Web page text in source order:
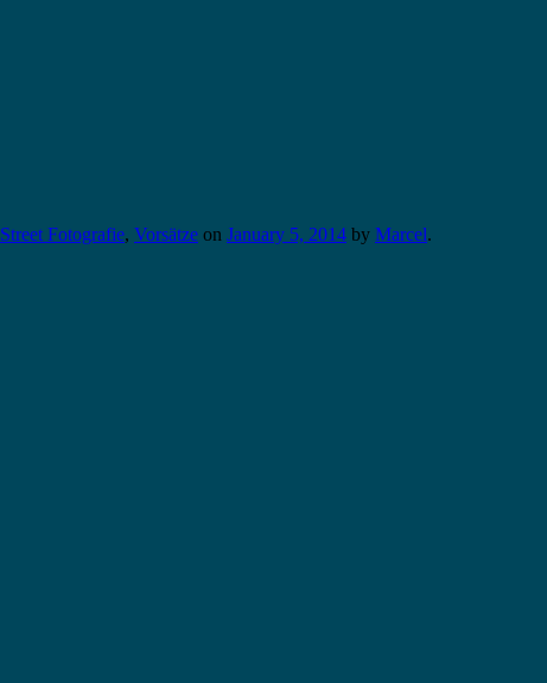
Street Fotografie, Vorsätze on January 5, 2014 by Marcel.